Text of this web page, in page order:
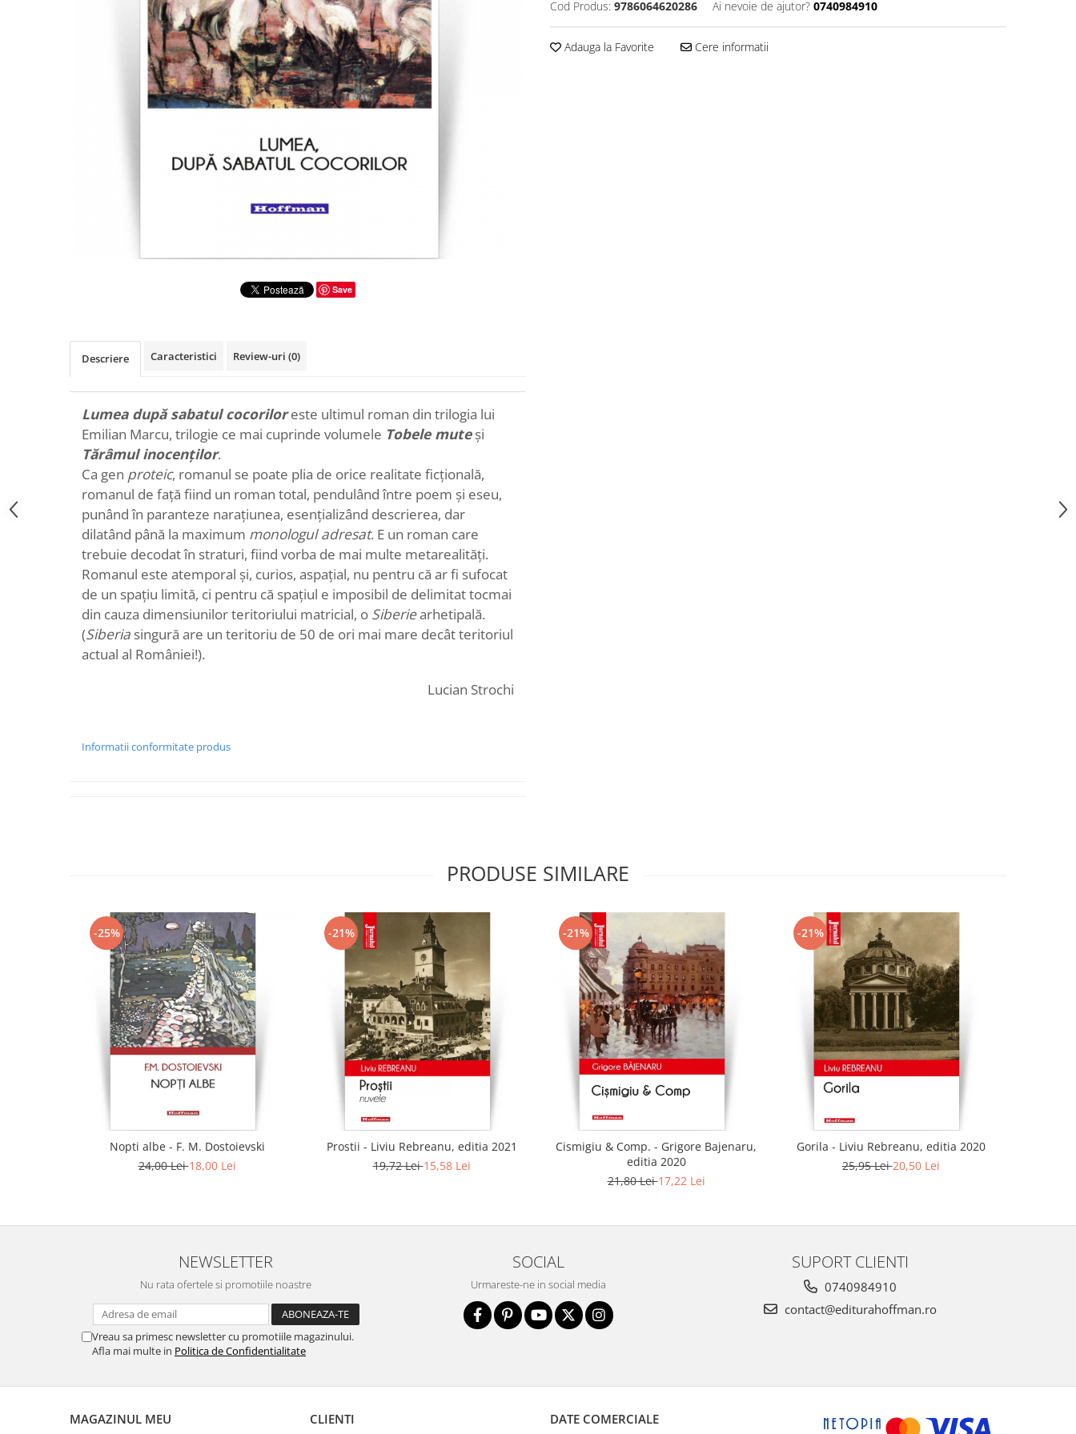
Save
Cod Produs: 9786064620286 Ai nevoie de ajutor? 0740984910
Adauga la Favorite Cere informatii
Descriere Caracteristici Review-uri (0)
Lumea după sabatul cocoriloreste ultimul roman din trilogia lui
Emilian Marcu, trilogie ce mai cuprinde volumele Tobele muteși
Tărâmul inocenților.
Ca gen proteic, romanul se poate plia de orice realitate ficțională,
romanul de față fiind un roman total, pendulând între poem și eseu,
punând în paranteze narațiunea, esențializând descrierea, dar
dilatând până la maximum monologul adresat. E un roman care
trebuie decodat în straturi, fiind vorba de mai multe metarealități.
Romanul este atemporal și, curios, aspațial, nu pentru că ar fi sufocat
de un spațiu limită, ci pentru că spațiul e imposibil de delimitat tocmai
din cauza dimensiunilor teritoriului matricial, o Siberiearhetipală.
(Siberia singură are un teritoriu de 50 de ori mai mare decât teritoriul
actual al României!).
Lucian Strochi
Informatii conformitate produs
PRODUSE SIMILARE
-25%
Nopti albe - F. M. Dostoievski
24,00 Lei18,00 Lei
-21%
Prostii - Liviu Rebreanu, editia 2021
19,72 Lei15,58 Lei
-21%
Cismigiu & Comp. - Grigore Bajenaru,
editia 2020
21,80 Lei17,22 Lei
-21%
Gorila - Liviu Rebreanu, editia 2020
25,95 Lei20,50 Lei
NEWSLETTER
Nu rata ofertele si promotiile noastre
Vreau sa primesc newsletter cu promotiile magazinului.
Afla mai multe in Politica de Confidentialitate
SOCIAL
Urmareste-ne in social media
SUPORT CLIENTI
0740984910
contact@editurahoffman.ro
MAGAZINUL MEU CLIENTI DATE COMERCIALE